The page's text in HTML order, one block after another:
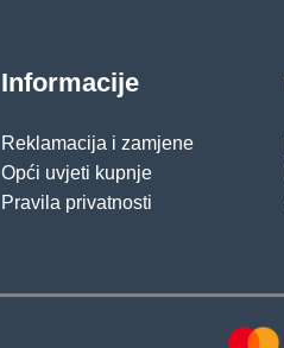
Informacije
Reklamacija i zamjene
Opći uvjeti kupnje
Pravila privatnosti